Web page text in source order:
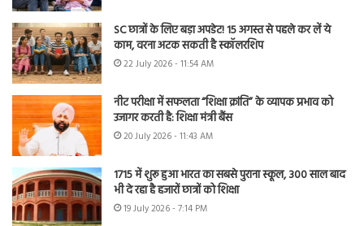
SC छात्रों के लिए बड़ा अपडेट! 15 अगस्त से पहले कर लें ये
काम, वरना अटक सकती है स्कॉलरशिप
22 July 2026 - 11:54 AM
नीट परीक्षा में सफलता “शिक्षा क्रांति” के व्यापक प्रभाव को
उजागर करती है: शिक्षा मंत्री बैंस
20 July 2026 - 11:43 AM
1715 में शुरू हुआ भारत का सबसे पुराना स्कूल, 300 साल बाद
भी दे रहा है हजारों छात्रों को शिक्षा
19 July 2026 - 7:14 PM